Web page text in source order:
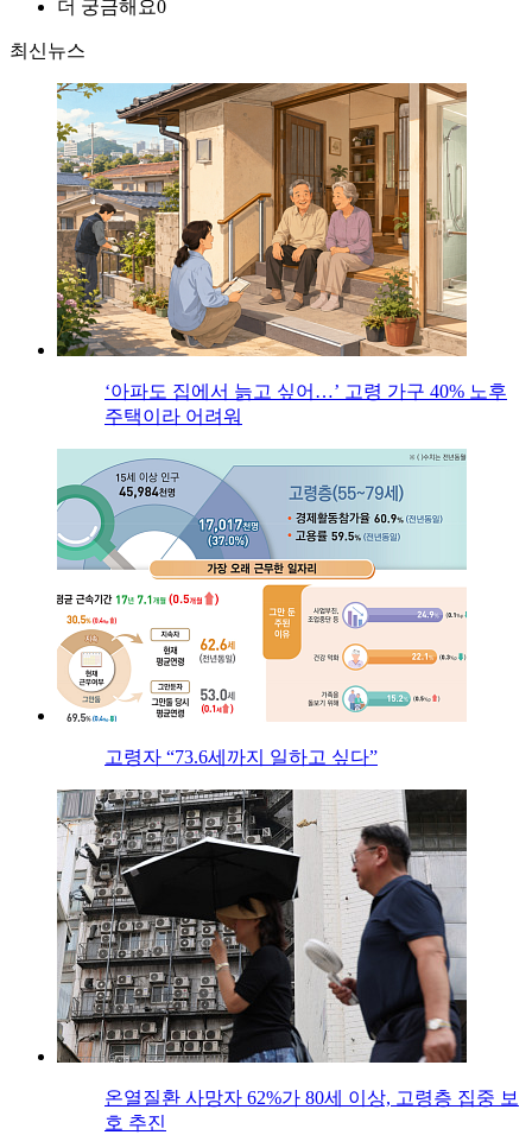
더 궁금해요0
최신뉴스
‘아파도 집에서 늙고 싶어…’ 고령 가구 40% 노후
주택이라 어려워
고령자 “73.6세까지 일하고 싶다”
온열질환 사망자 62%가 80세 이상, 고령층 집중 보
호 추진